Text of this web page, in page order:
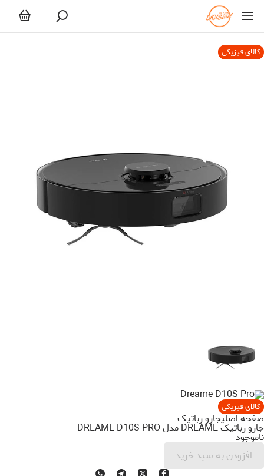
کالای فیزیکی
کالای فیزیکی
صفحه اصلیجارو رباتیک
جارو رباتیک DREAME مدل DREAME D10S PRO
ناموجود
افزودن به سبد خرید